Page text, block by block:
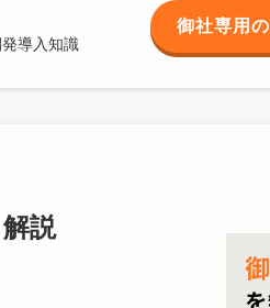
発導入知識
御社専用
説